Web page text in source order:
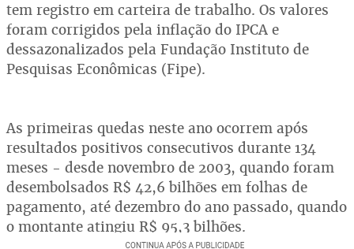
tem registro em carteira de trabalho. Os valores
foram corrigidos pela inflação do IPCA e
dessazonalizados pela Fundação Instituto de
Pesquisas Econômicas (Fipe).
As primeiras quedas neste ano ocorrem após
resultados positivos consecutivos durante 134
meses - desde novembro de 2003, quando foram
desembolsados R$ 42,6 bilhões em folhas de
pagamento, até dezembro do ano passado, quando
o montante atingiu R$ 95,3 bilhões.